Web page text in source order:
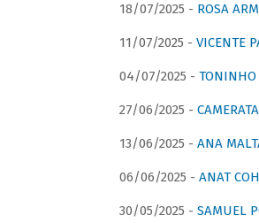
18/07/2025 - ROSA
11/07/2025 - VICENTE
04/07/2025 -
27/06/2025 -
13/06/2025 - ANA
06/06/2025 - ANAT
30/05/2025 - SAMUEL